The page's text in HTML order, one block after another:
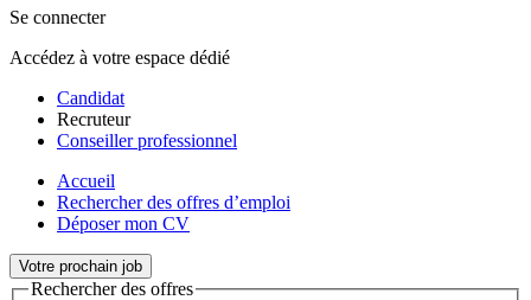
Se connecter
Accédez à votre espace dédié
Candidat
Recruteur
Conseiller professionnel
Accueil
Rechercher des offres d’emploi
Déposer mon CV
Votre prochain job
Rechercher des offres